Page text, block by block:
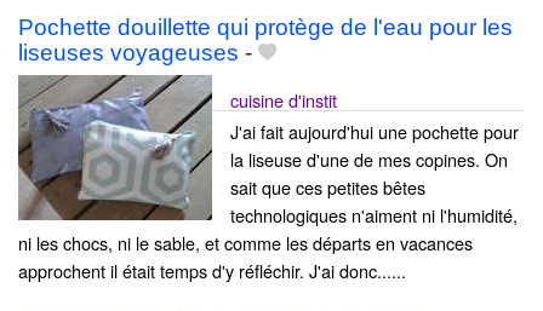
Pochette douillette qui protège de l'eau pour les
liseuses voyageuses -
cuisine d'instit
J'ai fait aujourd'hui une pochette pour
la liseuse d'une de mes copines. On
sait que ces petites bêtes
technologiques n'aiment ni l'humidité,
ni les chocs, ni le sable, et comme les départs en vacances
approchent il était temps d'y réfléchir. J'ai donc......